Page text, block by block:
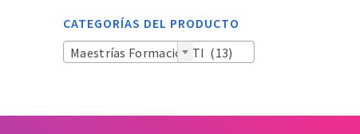
CATEGORÍAS DEL PRODUCTO
Maestrías Formación TI (13)